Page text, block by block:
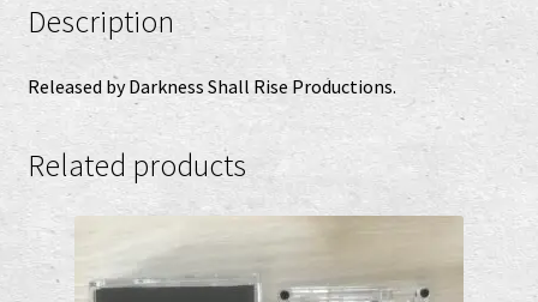
Description
Released by Darkness Shall Rise Productions.
Related products